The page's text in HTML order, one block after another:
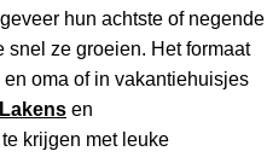
hun achtste of negende
snel ze groeien. Het formaat
oma of in vakantiehuisjes
Lakens en
krijgen met leuke